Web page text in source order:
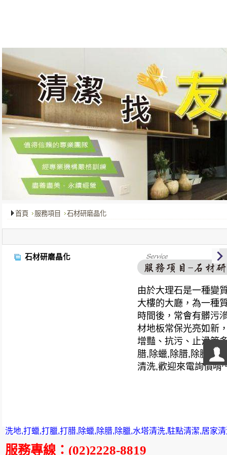
首頁 服務項目 石材研磨晶化
石材研磨晶化
由於大理石是一種變
大樓的大廳，為一種
時間後，常會有髒污
材地板常保光亮如新
增豔、抗污、止滑等
腊,除蠟,除腊,除臘,洗
清洗,歡迎來電詢價唷
洗地,打蠟,打臘,打腊,除蠟,除腊,除臘,水塔清洗,駐點清潔,居家
服務專線 ： (02)2228-8819